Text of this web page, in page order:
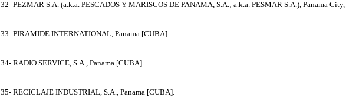
32- PEZMAR S.A. (a.k.a. PESCADOS Y MARISCOS DE PANAMA, S.A.; a.k.a. PESMAR S.A.), Panama
33- PIRAMIDE INTERNATIONAL, Panama [CUBA].
34- RADIO SERVICE, S.A., Panama [CUBA].
35- RECICLAJE INDUSTRIAL, S.A., Panama [CUBA].